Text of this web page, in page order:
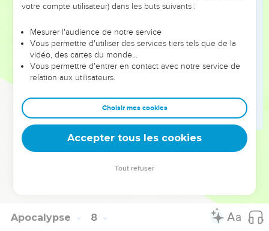
venus ? »
alors : « Ce sont ceux qui viennent de la grande tribulation.
Ils ont lavé leur robe, ils l’ont blanchie dans le sang de
l'Agneau.
15
servent jour et nuit dans son temple. Celui qui est assis sur le
trône les abritera sous sa tente.
Ils n'auront plus faim, ils n'auront plus soif, le soleil ne les
frappera plus, ni aucune chaleur brûlante.
En effet, l'Agneau qui est au milieu du trône prendra soin
Apocalypse 8
votre compte utilisateur) dans les buts suivants :
Mesurer l'audience de notre service
Vous permettre d'utiliser des services tiers tels que de la
vidéo, des cartes du monde…
Vous permettre d'entrer en contact avec notre service de
relation aux utilisateurs.
Choisir mes cookies
Accepter tous les cookies
Tout refuser